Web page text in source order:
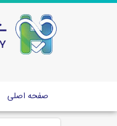
صفحه اصلی